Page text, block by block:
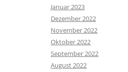
Januar 2023
Dezember 2022
November 2022
Oktober 2022
September 2022
August 2022